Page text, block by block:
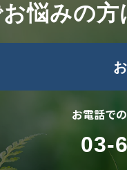
悩みの
お電話で
03-